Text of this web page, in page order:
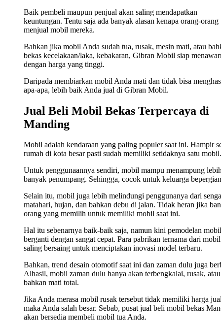
Baik pembeli maupun penjual akan saling mendapatkan
keuntungan. Tentu saja ada banyak alasan kenapa orang-orang
menjual mobil mereka.
Bahkan jika mobil Anda sudah tua, rusak, mesin mati, atau
bekas kecelakaan/laka, kebakaran, Gibran Mobil siap
dengan harga yang tinggi.
Daripada membiarkan mobil Anda mati dan tidak bisa
apa-apa, lebih baik Anda jual di Gibran Mobil.
Jual Beli Mobil Bekas Terpercaya di
Manding
Mobil adalah kendaraan yang paling populer saat ini. Hampir
rumah di kota besar pasti sudah memiliki setidaknya satu mobil.
Untuk penggunaannya sendiri, mobil mampu menampung
banyak penumpang. Sehingga, cocok untuk keluarga
Selain itu, mobil juga lebih melindungi penggunanya dari
matahari, hujan, dan bahkan debu di jalan. Tidak heran jika
orang yang memilih untuk memiliki mobil saat ini.
Hal itu sebenarnya baik-baik saja, namun kini pemodelan mobil
berganti dengan sangat cepat. Para pabrikan ternama dari
saling bersaing untuk menciptakan inovasi model terbaru.
Bahkan, trend desain otomotif saat ini dan zaman dulu juga
Alhasil, mobil zaman dulu hanya akan terbengkalai, rusak, atau
bahkan mati total.
Jika Anda merasa mobil rusak tersebut tidak memiliki harga
maka Anda salah besar. Sebab, pusat jual beli mobil bekas
akan bersedia membeli mobil tua Anda.